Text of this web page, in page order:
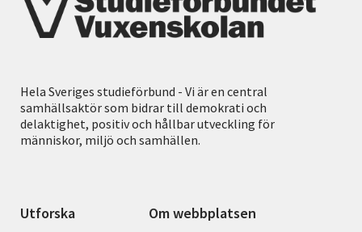
Hela Sveriges studieförbund - Vi är en central
samhällsaktör som bidrar till demokrati och
delaktighet, positiv och hållbar utveckling för
människor, miljö och samhällen.
Utforska Om webbplatsen